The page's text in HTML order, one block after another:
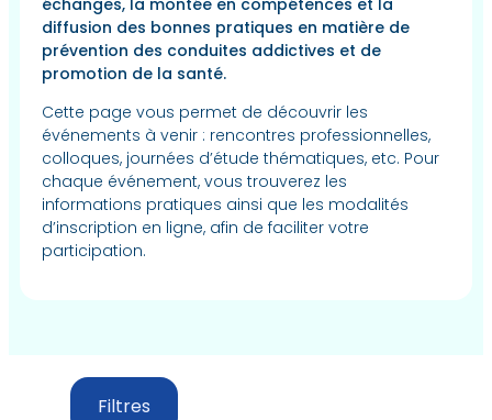
échanges, la montée en compétences et la
diffusion des bonnes pratiques en matière de
prévention des conduites addictives et de
promotion de la santé.
Cette page vous permet de découvrir les
événements à venir : rencontres professionnelles,
colloques, journées d’étude thématiques, etc. Pour
chaque événement, vous trouverez les
informations pratiques ainsi que les modalités
d’inscription en ligne, afin de faciliter votre
participation.
Filtres